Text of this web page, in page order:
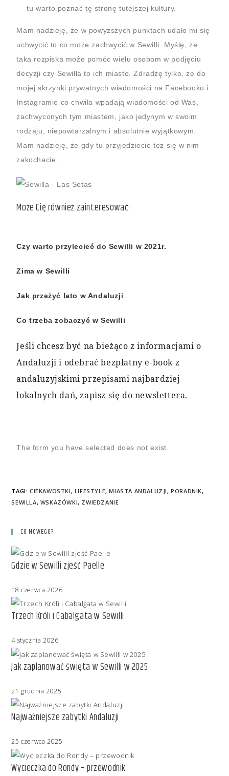
tu warto poznać tę stronę tutejszej kultury.
Mam nadzieję, że w powyższych punktach udało mi się
uchwycić to co może zachwycić w Sewilli. Myślę, że
taka rozpiska może pomóc wielu osobom w podjęciu
decyzji czy Sewilla to ich miasto. Zdradzę tylko, że do
mojej skrzynki prywatnych wiadomości na Facebooku i
Instagramie co chwila wpadają wiadomości od Was,
zachwyconych tym miastem, jako jedynym w swoim
rodzaju, niepowtarzalnym i absolutnie wyjątkowym.
Mam nadzieję, że gdy tu przyjedziecie też się w nim
zakochacie.
Może Cię również zainteresować:
Czy warto przylecieć do Sewilli w 2021r.
Zima w Sewilli
Jak przeżyć lato w Andaluzji
Co trzeba zobaczyć w Sewilli
Jeśli chcesz być na bieżąco z informacjami o
Andaluzji i odebrać bezpłatny e-book z
andaluzyjskimi przepisami najbardziej
lokalnych dań, zapisz się do newslettera.
The form you have selected does not exist.
TAGI:CIEKAWOSTKI, LIFESTYLE, MIASTA ANDALUZJI, PORADNIK,
SEWILLA, WSKAZÓWKI, ZWIEDZANIE
CO NOWEGO?
Gdzie w Sewilli zjeść Paelle
18 czerwca 2026
Trzech Króli i Cabalgata w Sewilli
4 stycznia 2026
Jak zaplanować święta w Sewilli w 2025
21 grudnia 2025
Najważniejsze zabytki Andaluzji
25 czerwca 2025
Wycieczka do Rondy – przewodnik